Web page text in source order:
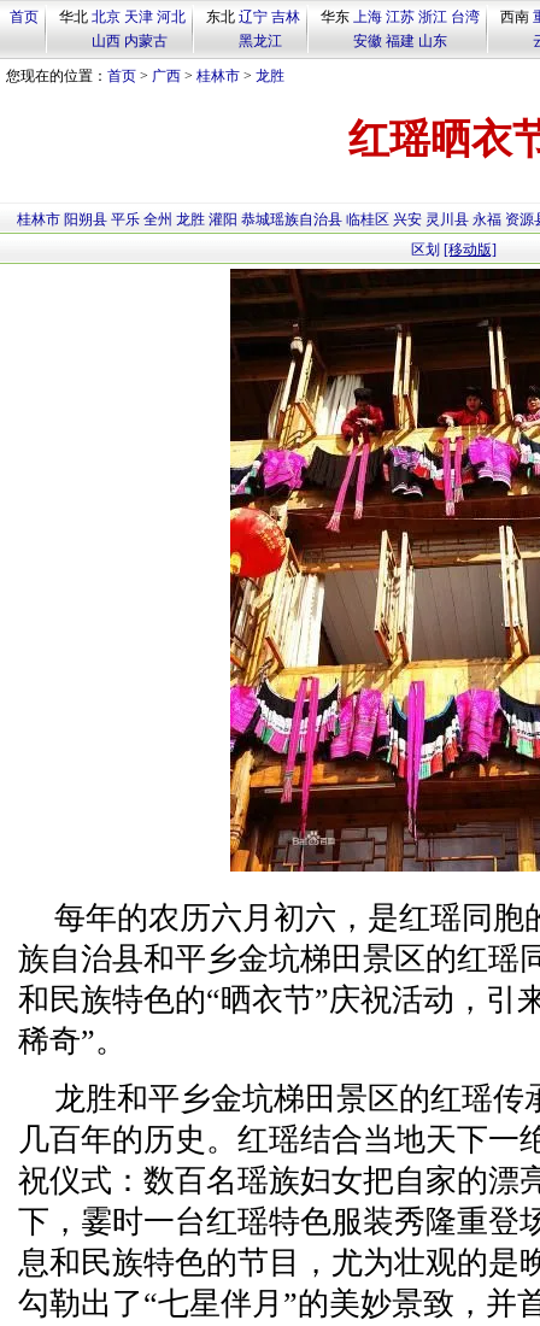
首页 华北 北京 天津 河北
山西 内蒙古
东北 辽宁 吉林
黑龙江
华东 上海 江苏 浙江 台湾
安徽 福建 山东
西南
您现在的位置： 首页 > 广西 > 桂林市 > 龙胜
红瑶晒衣
桂林市 阳朔县 平乐 全州 龙胜 灌阳 恭城瑶族自治县 临桂区 兴安 灵川县 永福 资源
区划 [移动版]
每年的农历六月初六，是红瑶同胞
族自治县和平乡金坑梯田景区的红瑶
和民族特色的“晒衣节”庆祝活动，引
稀奇”。
龙胜和平乡金坑梯田景区的红瑶传
几百年的历史。红瑶结合当地天下一
祝仪式：数百名瑶族妇女把自家的漂
下，霎时一台红瑶特色服装秀隆重登
息和民族特色的节目，尤为壮观的是
勾勒出了“七星伴月”的美妙景致，并